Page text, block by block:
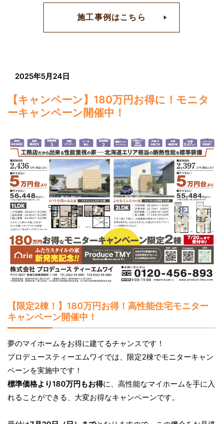
N
N
T
施工事例はこちら
2025年5月24日
【キャンペーン】180万円お得に！モニタ
ーキャンペーン開催中！
【限定2棟！】180万円お得！高性能住宅モニター
キャンペーン開催中！
夢のマイホームをお得に建てるチャンスです！
プロデュースティーエムワイでは、限定2棟でモニターキャン
ペーンを実施中です！
標準価格より180万円もお得に、高性能なマイホームを手に入
れることができる、大変お得なキャンペーンです。